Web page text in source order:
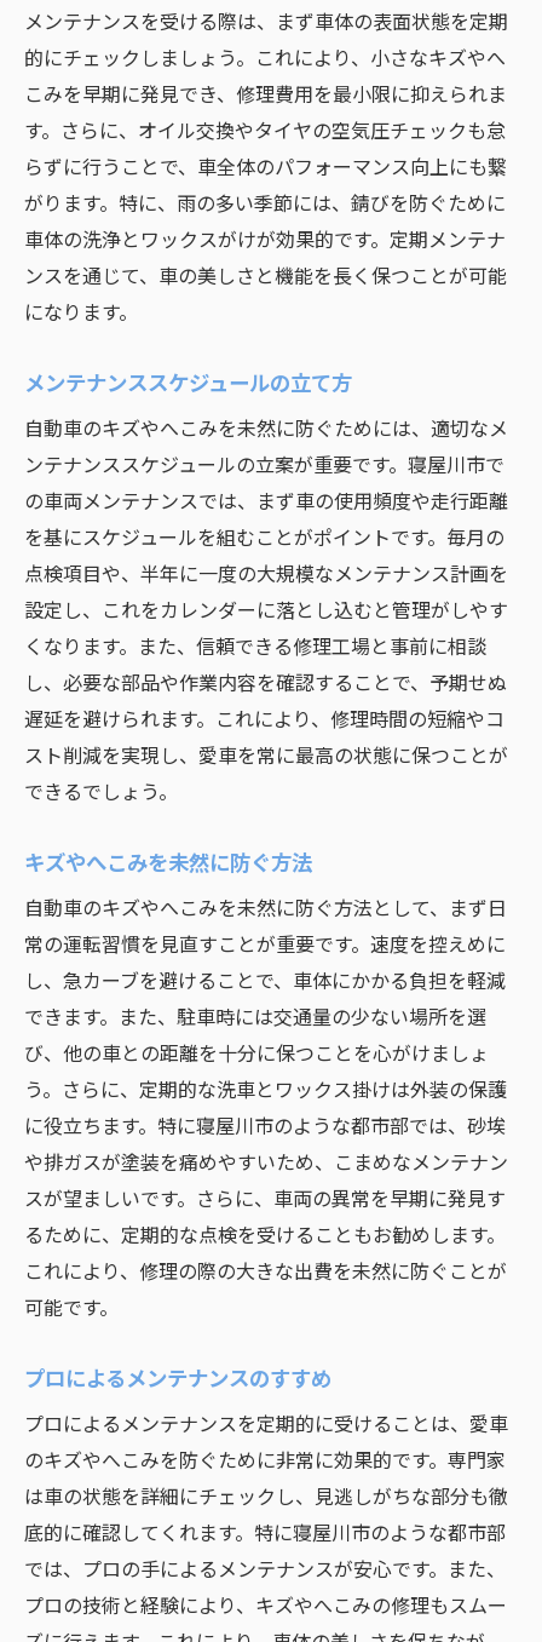
メンテナンスを受ける際は、まず車体の表面状態を定期
的にチェックしましょう。これにより、小さなキズやへ
こみを早期に発見でき、修理費用を最小限に抑えられま
す。さらに、オイル交換やタイヤの空気圧チェックも怠
らずに行うことで、車全体のパフォーマンス向上にも繋
がります。特に、雨の多い季節には、錆びを防ぐために
車体の洗浄とワックスがけが効果的です。定期メンテナ
ンスを通じて、車の美しさと機能を長く保つことが可能
になります。
メンテナンススケジュールの立て方
自動車のキズやへこみを未然に防ぐためには、適切なメ
ンテナンススケジュールの立案が重要です。寝屋川市で
の車両メンテナンスでは、まず車の使用頻度や走行距離
を基にスケジュールを組むことがポイントです。毎月の
点検項目や、半年に一度の大規模なメンテナンス計画を
設定し、これをカレンダーに落とし込むと管理がしやす
くなります。また、信頼できる修理工場と事前に相談
し、必要な部品や作業内容を確認することで、予期せぬ
遅延を避けられます。これにより、修理時間の短縮やコ
スト削減を実現し、愛車を常に最高の状態に保つことが
できるでしょう。
キズやへこみを未然に防ぐ方法
自動車のキズやへこみを未然に防ぐ方法として、まず日
常の運転習慣を見直すことが重要です。速度を控えめに
し、急カーブを避けることで、車体にかかる負担を軽減
できます。また、駐車時には交通量の少ない場所を選
び、他の車との距離を十分に保つことを心がけましょ
う。さらに、定期的な洗車とワックス掛けは外装の保護
に役立ちます。特に寝屋川市のような都市部では、砂埃
や排ガスが塗装を痛めやすいため、こまめなメンテナン
スが望ましいです。さらに、車両の異常を早期に発見す
るために、定期的な点検を受けることもお勧めします。
これにより、修理の際の大きな出費を未然に防ぐことが
可能です。
プロによるメンテナンスのすすめ
プロによるメンテナンスを定期的に受けることは、愛車
のキズやへこみを防ぐために非常に効果的です。専門家
は車の状態を詳細にチェックし、見逃しがちな部分も徹
底的に確認してくれます。特に寝屋川市のような都市部
では、プロの手によるメンテナンスが安心です。また、
プロの技術と経験により、キズやへこみの修理もスムー